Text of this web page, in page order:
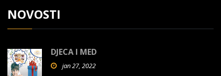
NOVOSTI
DJECA I MED
jan 27, 2022